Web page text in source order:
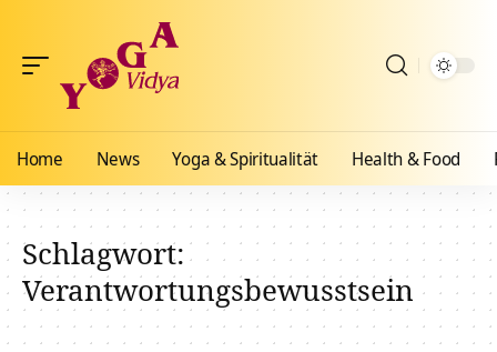
Home News Yoga & Spiritualität Health & Food
Schlagwort:
Verantwortungsbewusstsein